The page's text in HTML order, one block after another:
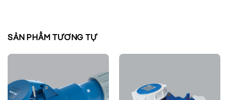
SẢN PHẨM TƯƠNG TỰ